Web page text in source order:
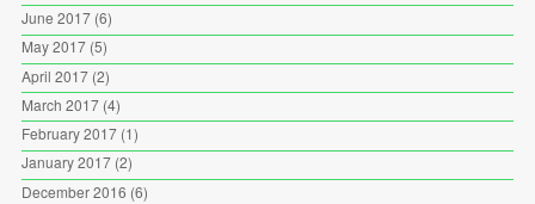
June 2017(6)
May 2017(5)
April 2017(2)
March 2017(4)
February 2017(1)
January 2017(2)
December 2016 (6)